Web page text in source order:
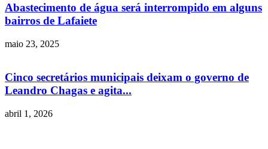
Abastecimento de água será interrompido em alguns
bairros de Lafaiete
maio 23, 2025
Cinco secretários municipais deixam o governo de
Leandro Chagas e agita...
abril 1, 2026